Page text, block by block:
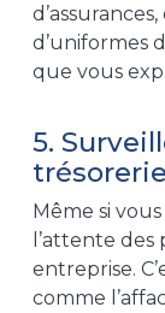
d’uniformes
que vous
5.
trésorerie
Même si
l’attente
entreprise.
comme